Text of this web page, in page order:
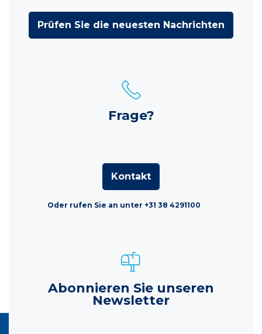
Prüfen Sie die neuesten Nachrichten
Frage?
Kontakt
Oder rufen Sie an unter +31 38 4291100
Abonnieren Sie unseren
Newsletter